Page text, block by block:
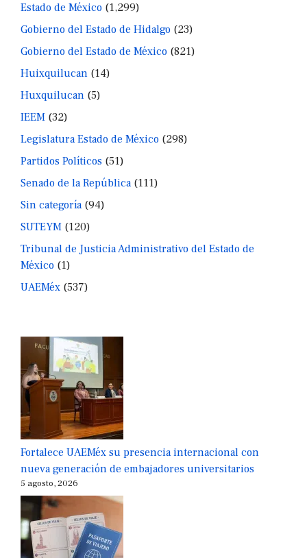
Estado de México (1,299)
Gobierno del Estado de Hidalgo (23)
Gobierno del Estado de México (821)
Huixquilucan (14)
Huxquilucan (5)
IEEM (32)
Legislatura Estado de México (298)
Partidos Políticos (51)
Senado de la República(111)
Sin categoría(94)
SUTEYM (120)
Tribunal de Justicia Administrativo del Estado de
México (1)
UAEMéx (537)
Fortalece UAEMéx su presencia internacional con
nueva generación de embajadores universitarios
5 agosto, 2026